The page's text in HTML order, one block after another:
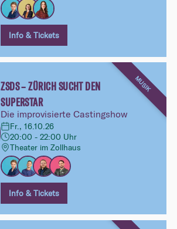
Info & Tickets
MUSIK
ZSDS – ZÜRICH SUCHT DEN
SUPERSTAR
Die improvisierte Castingshow
Fr., 16.10.26
20:00 - 22:00 Uhr
Theater im Zollhaus
Info & Tickets